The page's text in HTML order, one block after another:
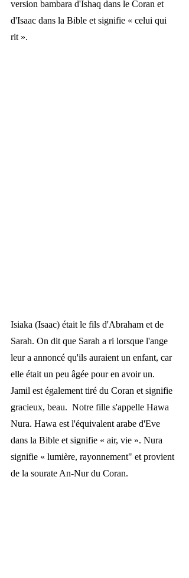
version bambara d'Ishaq dans le Coran et
d'Isaac dans la Bible et signifie « celui qui
rit ».
Isiaka (Isaac) était le fils d'Abraham et de
Sarah. On dit que Sarah a ri lorsque l'ange
leur a annoncé qu'ils auraient un enfant, car
elle était un peu âgée pour en avoir un.
Jamil est également tiré du Coran et signifie
gracieux, beau.  Notre fille s'appelle Hawa
Nura. Hawa est l'équivalent arabe d'Eve
dans la Bible et signifie « air, vie ». Nura
signifie « lumière, rayonnement" et provient
de la sourate An-Nur du Coran.